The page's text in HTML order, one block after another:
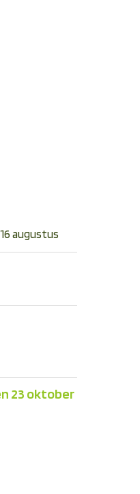
Kindcentrum De
augustus
23 oktober